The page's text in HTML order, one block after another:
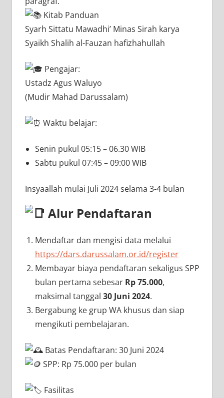
Kitab Panduan
Syarh Sittatu Mawadhi’ Minas Sirah karya
Syaikh Shalih al-Fauzan hafizhahullah
Pengajar:
Ustadz Agus Waluyo
(Mudir Mahad Darussalam)
Waktu belajar:
Senin pukul 05:15 – 06.30 WIB
Sabtu pukul 07:45 – 09:00 WIB
Insyaallah mulai Juli 2024 selama 3-4 bulan
Alur Pendaftaran
Mendaftar dan mengisi data melalui
https://dars.darussalam.or.id/register
Membayar biaya pendaftaran sekaligus SPP
bulan pertama sebesar Rp 75.000,
maksimal tanggal 30 Juni 2024.
Bergabung ke grup WA khusus dan siap
mengikuti pembelajaran.
Batas Pendaftaran: 30 Juni 2024
SPP: Rp 75.000 per bulan
Fasilitas